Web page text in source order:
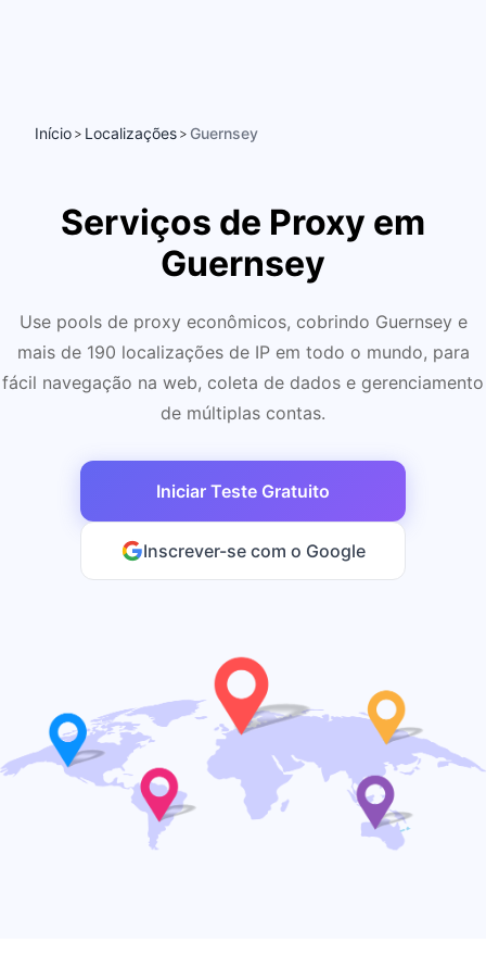
Início > Localizações > Guernsey
Serviços de Proxy em
Guernsey
Use pools de proxy econômicos, cobrindo Guernsey e
mais de 190 localizações de IP em todo o mundo, para
fácil navegação na web, coleta de dados e gerenciamento
de múltiplas contas.
Iniciar Teste Gratuito
Inscrever-se com o Google